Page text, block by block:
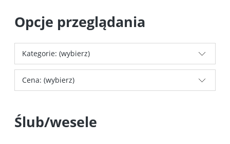
Opcje przeglądania
Kategorie: (wybierz)
Cena: (wybierz)
Ślub/wesele